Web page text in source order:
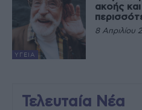
ΥΓΕΊΑ
ακοής
8 Απριλίου
Τελευταία Νέα